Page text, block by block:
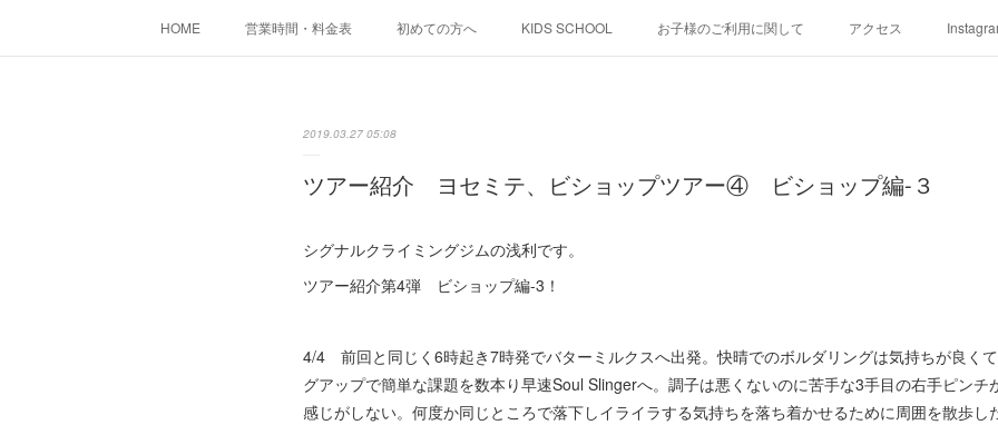
HOME 営業時間・料金表 初めての方へ KIDS SCHOOL お子様のご利用に関して アクセス
2019.03.27 05:08
ツアー紹介 ヨセミテ、ビショップツアー④ ビショップ編-３
シグナルクライミングジムの浅利です。
ツアー紹介第4弾 ビショップ編-3！
4/4 前回と同じく6時起き7時発でバターミルクスへ出発。快晴でのボルダリングは気持ちが良く
グアップで簡単な課題を数本り早速Soul Slingerへ。調子は悪くないのに苦手な3手目の右手ピンチ
感じがしない。何度か同じところで落下しイライラする気持ちを落ち着かせるために周囲を散歩し